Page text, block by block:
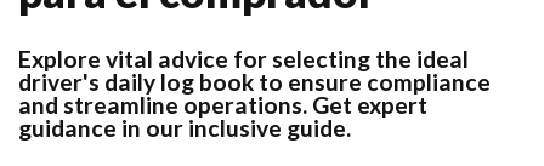
Explore vital advice for selecting the ideal
driver's daily log book to ensure compliance
and streamline operations. Get expert
guidance in our inclusive guide.